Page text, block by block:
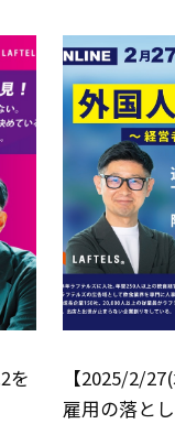
を
【2025/2/
雇用の落と